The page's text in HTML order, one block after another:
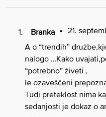
Branka
21.
A o “trendih”
nalogo …Kako
“potrebno” živeti ,
le ozaveščeni
Tudi preteklost nima
sedanjosti je dokaz o